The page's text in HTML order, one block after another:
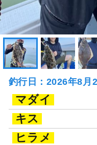
釣行日：2026年8月
マダイ
キス
ヒラメ